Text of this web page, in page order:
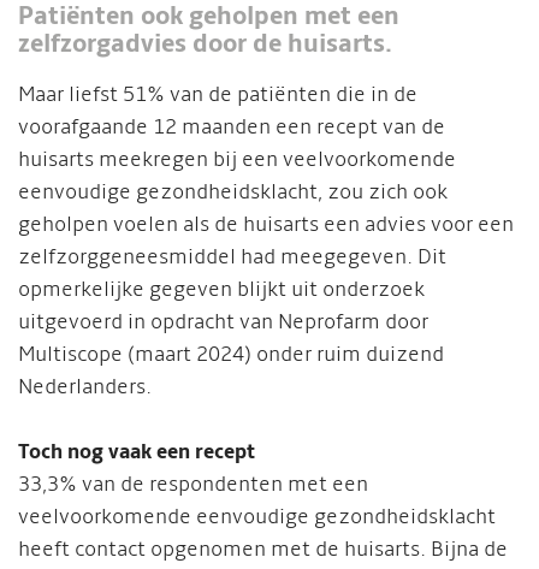
Patiënten ook geholpen met een
zelfzorgadvies door de huisarts.
Maar liefst 51% van de patiënten die in de
voorafgaande 12 maanden een recept van de
huisarts meekregen bij een veelvoorkomende
eenvoudige gezondheidsklacht, zou zich ook
geholpen voelen als de huisarts een advies voor een
zelfzorggeneesmiddel had meegegeven. Dit
opmerkelijke gegeven blijkt uit onderzoek
uitgevoerd in opdracht van Neprofarm door
Multiscope (maart 2024) onder ruim duizend
Nederlanders.
Toch nog vaak een recept
33,3% van de respondenten met een
veelvoorkomende eenvoudige gezondheidsklacht
heeft contact opgenomen met de huisarts. Bijna de